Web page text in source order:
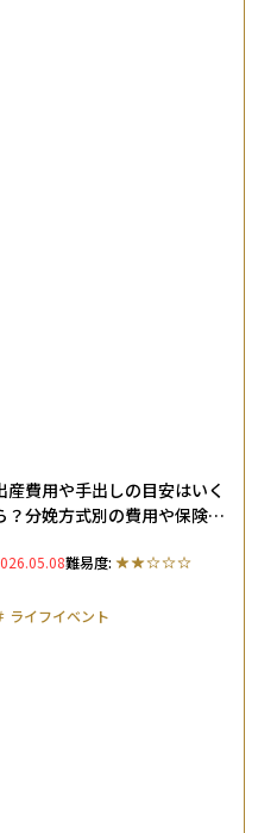
産費用や手出しの目安はいく
？分娩方式別の費用や保険適
難易度:
ライフイベント